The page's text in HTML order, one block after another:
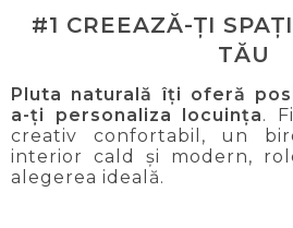
#1 CREEAZĂ-ȚI
TĂU
Pluta naturală îți oferă
a-ți personaliza locuința.
creativ confortabil, un
interior cald și modern,
alegerea ideală.